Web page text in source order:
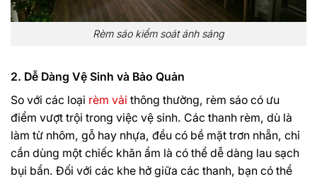
Rèm sáo kiểm soát ánh sáng
2. Dễ Dàng Vệ Sinh và Bảo Quản
So với các loại rèm vải thông thường, rèm sáo có ưu
điểm vượt trội trong việc vệ sinh. Các thanh rèm, dù là
làm từ nhôm, gỗ hay nhựa, đều có bề mặt trơn nhẵn, chỉ
cần dùng một chiếc khăn ẩm là có thể dễ dàng lau sạch
bụi bẩn. Đối với các khe hở giữa các thanh, bạn có thể